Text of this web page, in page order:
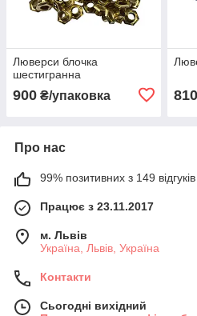
Люверси блочка
шестигранна
900 ₴/упаковка 810
Про нас
99% позитивних з 149 відгуків
Працює з 23.11.2017
м. Львів
Україна, Львів, Україна
Контакти
Сьогодні вихідний